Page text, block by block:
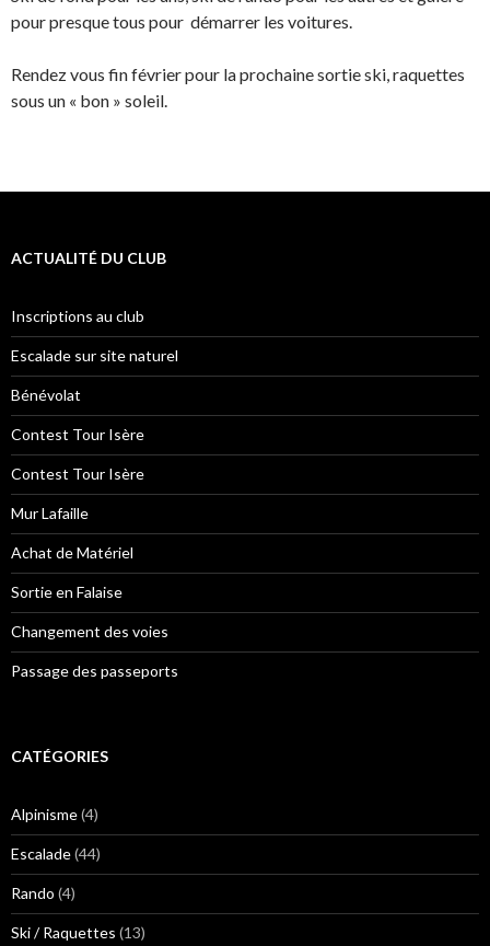
pour presque tous pour démarrer les voitures.
Rendez vous fin février pour la prochaine sortie ski, raquettes
sous un « bon » soleil.
ACTUALITÉ DU CLUB
Inscriptions au club
Escalade sur site naturel
Bénévolat
Contest Tour Isère
Contest Tour Isère
Mur Lafaille
Achat de Matériel
Sortie en Falaise
Changement des voies
Passage des passeports
CATÉGORIES
Alpinisme(4)
Escalade(44)
Rando (4)
Ski / Raquettes (13)